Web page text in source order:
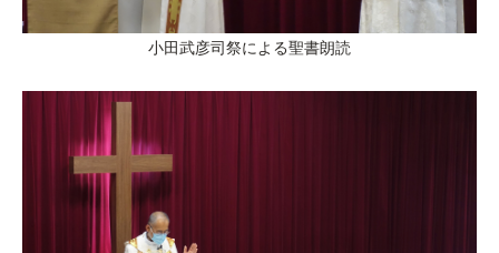
小田武彦司祭による聖書朗読